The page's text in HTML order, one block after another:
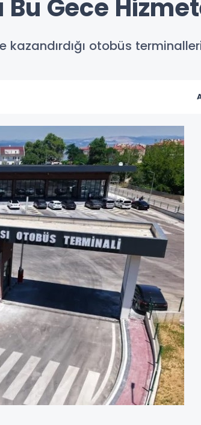
Gece
kazandırdığı otobüs